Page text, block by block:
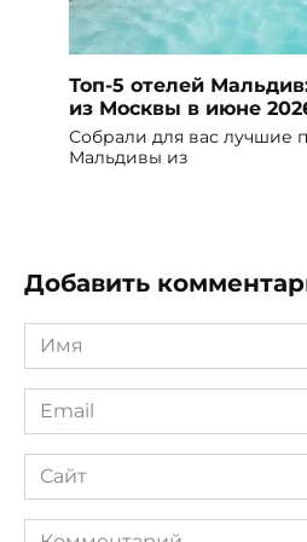
Топ-5 отелей
из Москвы в июне
Собрали для вас лучшие
Мальдивы из
Добавить
Имя
Email
Сайт
Комментарий